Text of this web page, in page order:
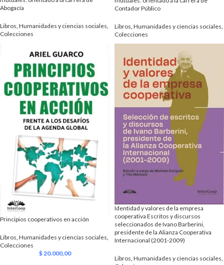
Abogacía
Libros Humanidades y ciencias sociales
Colecciones
Contador Público
Libros, Humanidades y ciencias sociales,
Colecciones
Principios cooperativos en acción
Libros, Humanidades y ciencias sociales,
Colecciones
$20.000,00
Identidad y valores de la empresa
cooperativa Escritos y discursos
seleccionados de Ivano Barberini,
presidente de la Alianza Cooperativa
Internacional (2001-2009)
Libros, Humanidades y ciencias sociales,